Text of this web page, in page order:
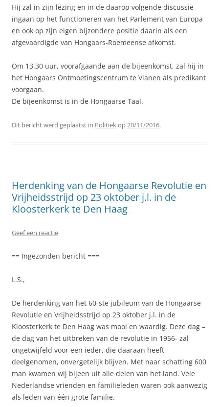
Hij zal in zijn lezing en in de daarop volgende discussie
ingaan op het functioneren van het Parlement van Europa
en ook op zijn eigen bijzondere positie daarin als een
afgevaardigde van Hongaars-Roemeense afkomst.
Om 13.30 uur, voorafgaande aan de bijeenkomst, zal hij in
het Hongaars Ontmoetingscentrum te Vianen als predikant
voorgaan.
De bijeenkomst is in de Hongaarse Taal.
Dit bericht werd geplaatst in Politiekop20/11/2016.
Herdenking van de Hongaarse Revolutie en
Vrijheidsstrijd op 23 oktober j.l. in de
Kloosterkerk te Den Haag
Geef een reactie
== Ingezonden bericht ===
L.S.,
De herdenking van het 60-ste jubileum van de Hongaarse
Revolutie en Vrijheidsstrijd op 23 oktober j.l. in de
Kloosterkerk te Den Haag was mooi en waardig. Deze dag –
de dag van het uitbreken van de revolutie in 1956- zal
ongetwijfeld voor een ieder, die daaraan heeft
deelgenomen, onvergetelijk blijven. Met naar schatting 600
man kwamen wij bijeen uit alle delen van het land. Vele
Nederlandse vrienden en familieleden waren ook aanwezig
als leden van één grote familie.